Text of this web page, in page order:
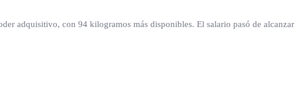
adquisitivo, con 94 kilogramos más disponibles. El salario pasó de alcanzar